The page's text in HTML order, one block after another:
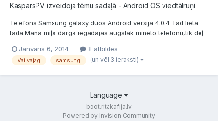
KasparsPV izveidoja tēmu sadaļā - Android OS viedtālruņi
Telefons Samsung galaxy duos Android versija 4.0.4 Tad lieta
tāda.Mana mīļā dārgā iegādājās augstāk minēto telefonu,tik dēļ
antivīruss tam telefonam.Pašu internetu izmanto nu tik cik vien
Draugos lai ieietu ,kādu ziņu palasītu.un tā...
Janvāris 6, 2014 8 atbildes
Vai vajag samsung (un vēl 3 ieraksti)
Language
boot.ritakafija.lv
Powered by Invision Community